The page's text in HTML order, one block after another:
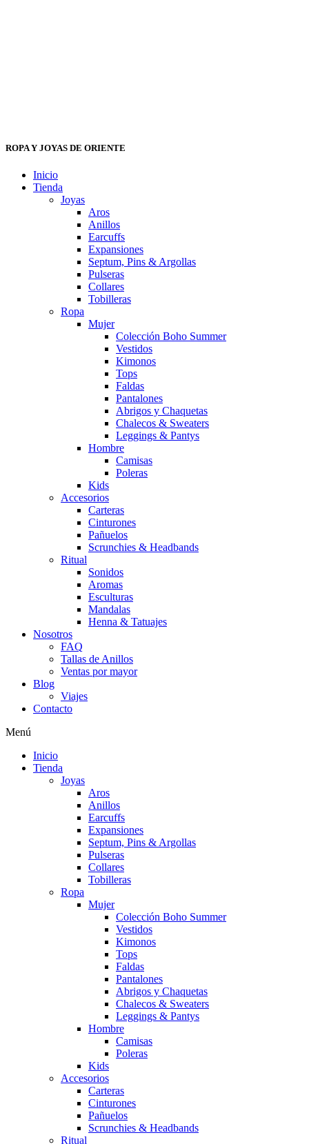
ROPA Y JOYAS DE ORIENTE
Inicio
Tienda
Joyas
Aros
Anillos
Earcuffs
Expansiones
Septum, Pins & Argollas
Pulseras
Collares
Tobilleras
Ropa
Mujer
Colección Boho Summer
Vestidos
Kimonos
Tops
Faldas
Pantalones
Abrigos y Chaquetas
Chalecos & Sweaters
Leggings & Pantys
Hombre
Camisas
Poleras
Kids
Accesorios
Carteras
Cinturones
Pañuelos
Scrunchies & Headbands
Ritual
Sonidos
Aromas
Esculturas
Mandalas
Henna & Tatuajes
Nosotros
FAQ
Tallas de Anillos
Ventas por mayor
Blog
Viajes
Contacto
Menú
Inicio
Tienda
Joyas
Aros
Anillos
Earcuffs
Expansiones
Septum, Pins & Argollas
Pulseras
Collares
Tobilleras
Ropa
Mujer
Colección Boho Summer
Vestidos
Kimonos
Tops
Faldas
Pantalones
Abrigos y Chaquetas
Chalecos & Sweaters
Leggings & Pantys
Hombre
Camisas
Poleras
Kids
Accesorios
Carteras
Cinturones
Pañuelos
Scrunchies & Headbands
Ritual